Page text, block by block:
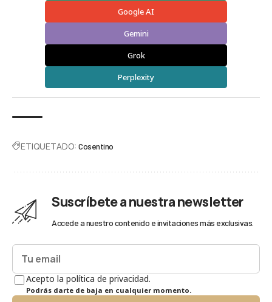
Google AI
Gemini
Grok
Perplexity
ETIQUETADO: Cosentino
Suscríbete a nuestra newsletter
Accede a nuestro contenido e invitaciones más exclusivas.
Acepto la política de privacidad.
Podrás darte de baja en cualquier momento.